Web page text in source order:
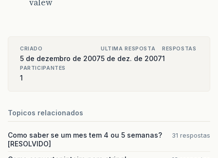
CRIADO
5 de dezembro de 2007
ULTIMA RESPOSTA
5 de dez. de 2007
RESPOSTAS
1
PARTICIPANTES
1
Topicos relacionados
Como saber se um mes tem 4 ou 5 semanas?
[RESOLVIDO]
31 respostas